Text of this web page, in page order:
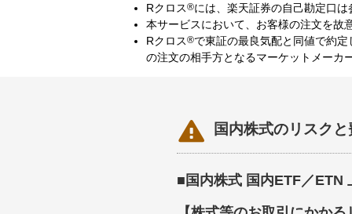
Rクロス®には、楽天証券の自己勘定口は
本サービスにおいて、お客様の注文を故
Rクロス®で東証の最良気配と同値で約
の注文の相手方となるマーケットメーカ
 国内株式のリスク
■国内株式 国内ETF／ETN